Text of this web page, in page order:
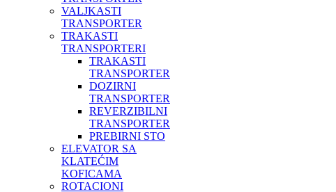
VALJKASTI
TRANSPORTER
TRAKASTI
TRANSPORTERI
TRAKASTI
TRANSPORTER
DOZIRNI
TRANSPORTER
REVERZIBILNI
TRANSPORTER
PREBIRNI STO
ELEVATOR SA
KLATEĆIM
KOFICAMA
ROTACIONI